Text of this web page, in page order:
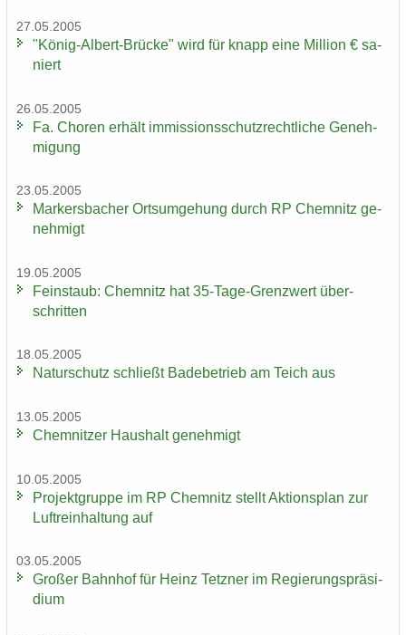
27.05.2005
"König-​Albert-Brücke" wird für knapp eine Mil­li­on € sa­
niert
26.05.2005
Fa. Cho­ren er­hält im­mis­si­ons­schutz­recht­li­che Ge­neh­
mi­gung
23.05.2005
Mar­kers­ba­cher Orts­um­ge­hung durch RP Chem­nitz ge­
neh­migt
19.05.2005
Fein­staub: Chem­nitz hat 35-​Tage-Grenzwert über­
schrit­ten
18.05.2005
Na­tur­schutz schließt Ba­de­be­trieb am Teich aus
13.05.2005
Chem­nit­zer Haus­halt ge­neh­migt
10.05.2005
Pro­jekt­grup­pe im RP Chem­nitz stellt Ak­ti­ons­plan zur
Luft­rein­hal­tung auf
03.05.2005
Gro­ßer Bahn­hof für Heinz Tetz­ner im Re­gie­rungs­prä­si­
di­um